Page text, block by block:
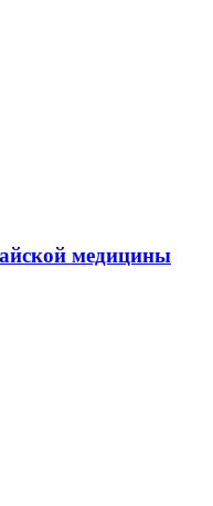
медицины